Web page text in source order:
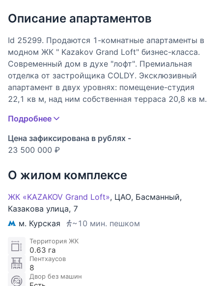
Описание апартаментов
Id 25299. Продаются 1-комнатные апартаменты в
модном ЖК " Kazakov Grand Loft" бизнес-класса.
Современный дом в духе "лофт". Премиальная
отделка от застройщика COLDY. Эксклюзивный
апартамент в двух уровнях: помещение-студия
22,1 кв м, над ним собственная терраса 20,8 кв м.
площадке, либо через зенитный люк. Террасы
квартир отделены друг от друга ограждением из
безимпостного стекла, вдоль них проходит еще и
Небольшой и очень тихий ландшафтный двор.
Консьерж-сервис 24/7, стильные лобби, охрана,
видеонаблюдение, подземный паркинг. Сервис
Smart-роскошь, где можно выбрать нужные опции.
Престижная локация обеспечивает насыщенную
инфраструктуру и отличную транспортную
доступность.
Один собственник, свободная продажа, полное
юридическое сопровождение сделки.
Подробнее
Цена зафиксирована в рублях -
23 500 000 ₽
О жилом комплексе
ЖК «KAZAKOV Grand Loft», ЦАО, Басманный,
Казакова улица, 7
м. Курская
~10 мин. пешком
Территория ЖК
0.63 га
Пентхаусов
8
Двор без машин